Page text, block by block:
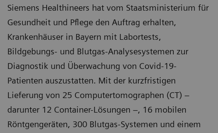
Siemens Healthineers hat vom Staatsministerium für
Gesundheit und Pflege den Auftrag erhalten,
Krankenhäuser in Bayern mit Labortests,
Bildgebungs- und Blutgas-Analysesystemen zur
Diagnostik und Überwachung von Covid-19-
Patienten auszustatten. Mit der kurzfristigen
Lieferung von 25 Computertomographen (CT) –
darunter 12 Container-Lösungen –, 16 mobilen
Röntgengeräten, 300 Blutgas-Systemen und einem